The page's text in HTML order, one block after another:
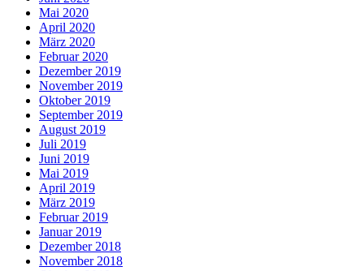
Mai 2020
April 2020
März 2020
Februar 2020
Dezember 2019
November 2019
Oktober 2019
September 2019
August 2019
Juli 2019
Juni 2019
Mai 2019
April 2019
März 2019
Februar 2019
Januar 2019
Dezember 2018
November 2018